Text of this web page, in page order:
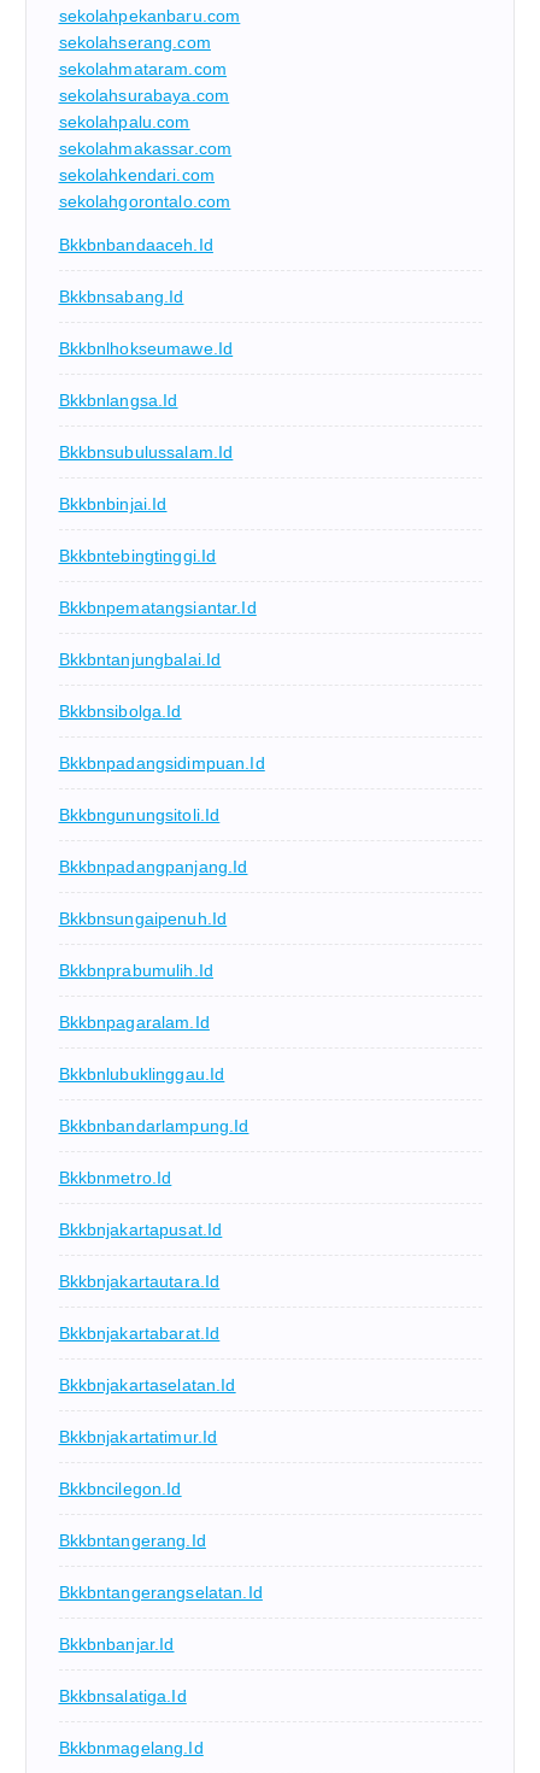
sekolahpekanbaru.com
sekolahserang.com
sekolahmataram.com
sekolahsurabaya.com
sekolahpalu.com
sekolahmakassar.com
sekolahkendari.com
sekolahgorontalo.com
Bkkbnbandaaceh.id
Bkkbnsabang.id
Bkkbnlhokseumawe.id
Bkkbnlangsa.id
Bkkbnsubulussalam.id
Bkkbnbinjai.id
Bkkbntebingtinggi.id
Bkkbnpematangsiantar.id
Bkkbntanjungbalai.id
Bkkbnsibolga.id
Bkkbnpadangsidimpuan.id
Bkkbngunungsitoli.id
Bkkbnpadangpanjang.id
Bkkbnsungaipenuh.id
Bkkbnprabumulih.id
Bkkbnpagaralam.id
Bkkbnlubuklinggau.id
Bkkbnbandarlampung.id
Bkkbnmetro.id
Bkkbnjakartapusat.id
Bkkbnjakartautara.id
Bkkbnjakartabarat.id
Bkkbnjakartaselatan.id
Bkkbnjakartatimur.id
Bkkbncilegon.id
Bkkbntangerang.id
Bkkbntangerangselatan.id
Bkkbnbanjar.id
Bkkbnsalatiga.id
Bkkbnmagelang.id